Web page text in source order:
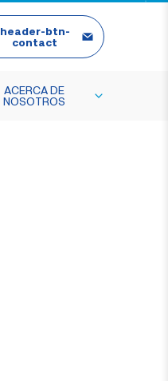
header-btn-
contact
ACERCA DE
NOSOTROS